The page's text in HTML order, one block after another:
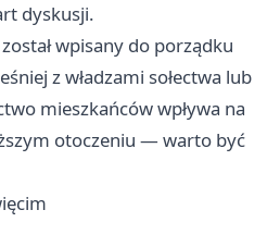
dyskusji.
wpisany do porządku
z władzami sołectwa lub
mieszkańców wpływa na
otoczeniu — warto być